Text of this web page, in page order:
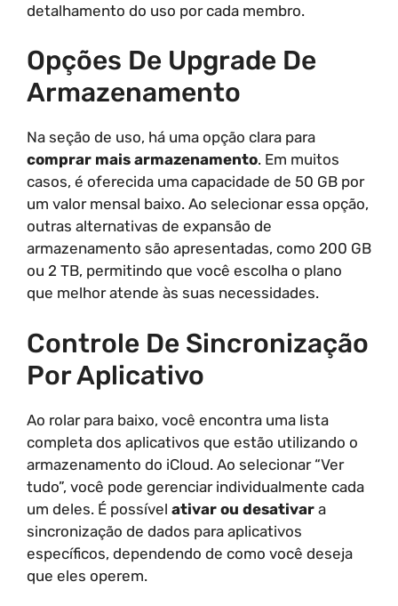
detalhamento do uso por cada membro.
Opções De Upgrade De
Armazenamento
Na seção de uso, há uma opção clara para
comprar mais armazenamento. Em muitos
casos, é oferecida uma capacidade de 50 GB por
um valor mensal baixo. Ao selecionar essa opção,
outras alternativas de expansão de
armazenamento são apresentadas, como 200 GB
ou 2 TB, permitindo que você escolha o plano
que melhor atende às suas necessidades.
Controle De Sincronização
Por Aplicativo
Ao rolar para baixo, você encontra uma lista
completa dos aplicativos que estão utilizando o
armazenamento do iCloud. Ao selecionar “Ver
tudo”, você pode gerenciar individualmente cada
um deles. É possível ativar ou desativar a
sincronização de dados para aplicativos
específicos, dependendo de como você deseja
que eles operem.